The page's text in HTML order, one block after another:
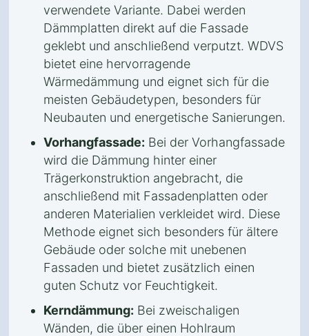
verwendete Variante. Dabei werden
Dämmplatten direkt auf die Fassade
geklebt und anschließend verputzt. WDVS
bietet eine hervorragende
Wärmedämmung und eignet sich für die
meisten Gebäudetypen, besonders für
Neubauten und energetische Sanierungen.
Vorhangfassade: Bei der Vorhangfassade
wird die Dämmung hinter einer
Trägerkonstruktion angebracht, die
anschließend mit Fassadenplatten oder
anderen Materialien verkleidet wird. Diese
Methode eignet sich besonders für ältere
Gebäude oder solche mit unebenen
Fassaden und bietet zusätzlich einen
guten Schutz vor Feuchtigkeit.
Kerndämmung: Bei zweischaligen
Wänden, die über einen Hohlraum